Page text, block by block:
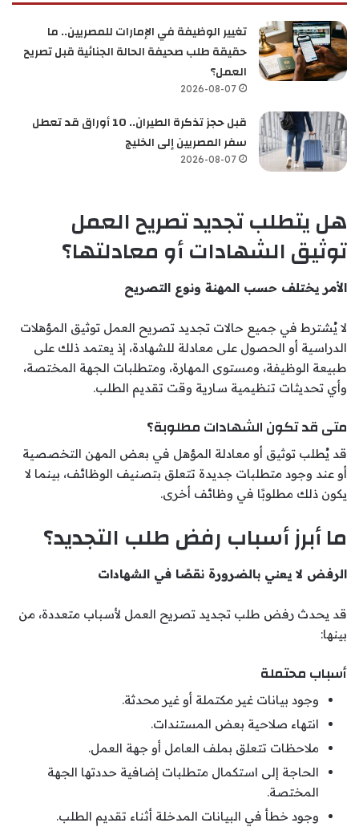
تغيير الوظيفة في الإمارات للمصريين.. ما
حقيقة طلب صحيفة الحالة الجنائية قبل تصريح
العمل؟
2026-08-07
قبل حجز تذكرة الطيران.. 10 أوراق قد تعطل
سفر المصريين إلى الخليج
2026-08-07
هل يتطلب تجديد تصريح العمل
توثيق الشهادات أو معادلتها؟
الأمر يختلف حسب المهنة ونوع التصريح
لا يُشترط في جميع حالات تجديد تصريح العمل توثيق المؤهلات
الدراسية أو الحصول على معادلة للشهادة، إذ يعتمد ذلك على
طبيعة الوظيفة، ومستوى المهارة، ومتطلبات الجهة المختصة،
وأي تحديثات تنظيمية سارية وقت تقديم الطلب.
متى قد تكون الشهادات مطلوبة؟
قد يُطلب توثيق أو معادلة المؤهل في بعض المهن التخصصية
أو عند وجود متطلبات جديدة تتعلق بتصنيف الوظائف، بينما لا
يكون ذلك مطلوبًا في وظائف أخرى.
ما أبرز أسباب رفض طلب التجديد؟
الرفض لا يعني بالضرورة نقصًا في الشهادات
قد يحدث رفض طلب تجديد تصريح العمل لأسباب متعددة، من
بينها:
أسباب محتملة
وجود بيانات غير مكتملة أو غير محدثة.
انتهاء صلاحية بعض المستندات.
ملاحظات تتعلق بملف العامل أو جهة العمل.
الحاجة إلى استكمال متطلبات إضافية حددتها الجهة
المختصة.
وجود خطأ في البيانات المدخلة أثناء تقديم الطلب.